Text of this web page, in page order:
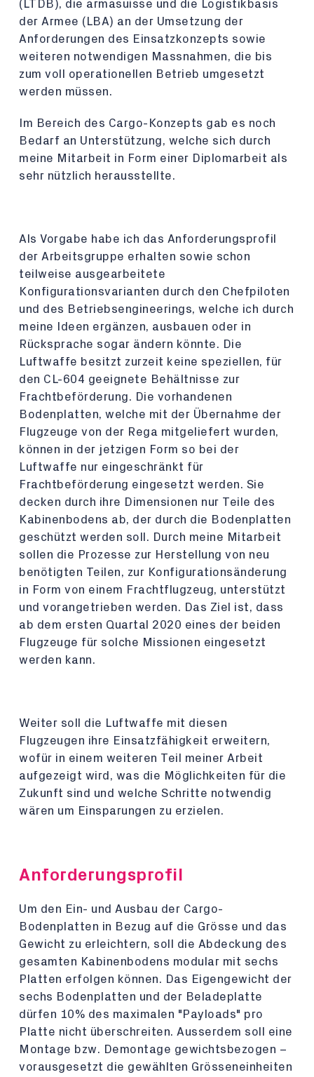
(LTDB), die armasuisse und die Logistikbasis
der Armee (LBA) an der Umsetzung der
Anforderungen des Einsatzkonzepts sowie
weiteren notwendigen Massnahmen, die bis
zum voll operationellen Betrieb umgesetzt
werden müssen.
Im Bereich des Cargo-Konzepts gab es noch
Bedarf an Unterstützung, welche sich durch
meine Mitarbeit in Form einer Diplomarbeit als
sehr nützlich herausstellte.
Als Vorgabe habe ich das Anforderungsprofil
der Arbeitsgruppe erhalten sowie schon
teilweise ausgearbeitete
Konfigurationsvarianten durch den Chefpiloten
und des Betriebsengineerings, welche ich durch
meine Ideen ergänzen, ausbauen oder in
Rücksprache sogar ändern könnte. Die
Luftwaffe besitzt zurzeit keine speziellen, für
den CL-604 geeignete Behältnisse zur
Frachtbeförderung. Die vorhandenen
Bodenplatten, welche mit der Übernahme der
Flugzeuge von der Rega mitgeliefert wurden,
können in der jetzigen Form so bei der
Luftwaffe nur eingeschränkt für
Frachtbeförderung eingesetzt werden. Sie
decken durch ihre Dimensionen nur Teile des
Kabinenbodens ab, der durch die Bodenplatten
geschützt werden soll. Durch meine Mitarbeit
sollen die Prozesse zur Herstellung von neu
benötigten Teilen, zur Konfigurationsänderung
in Form von einem Frachtflugzeug, unterstützt
und vorangetrieben werden. Das Ziel ist, dass
ab dem ersten Quartal 2020 eines der beiden
Flugzeuge für solche Missionen eingesetzt
werden kann.
Weiter soll die Luftwaffe mit diesen
Flugzeugen ihre Einsatzfähigkeit erweitern,
wofür in einem weiteren Teil meiner Arbeit
aufgezeigt wird, was die Möglichkeiten für die
Zukunft sind und welche Schritte notwendig
wären um Einsparungen zu erzielen.
Anforderungsprofil
Um den Ein- und Ausbau der Cargo-
Bodenplatten in Bezug auf die Grösse und das
Gewicht zu erleichtern, soll die Abdeckung des
gesamten Kabinenbodens modular mit sechs
Platten erfolgen können. Das Eigengewicht der
sechs Bodenplatten und der Beladeplatte
dürfen 10% des maximalen "Payloads" pro
Platte nicht überschreiten. Ausserdem soll eine
Montage bzw. Demontage gewichtsbezogen –
vorausgesetzt die gewählten Grösseneinheiten